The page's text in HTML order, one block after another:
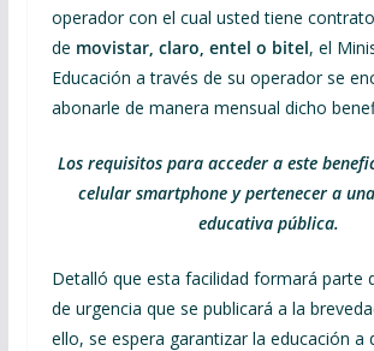
operador con el cual usted tiene
de movistar, claro, entel o bitel, el
Educación a través de su operador se
abonarle de manera mensual dicho
Los requisitos para acceder a este
celular smartphone y pertenecer a
educativa pública.
Detalló que esta facilidad formará parte
de urgencia que se publicará a la
ello, se espera garantizar la educación a